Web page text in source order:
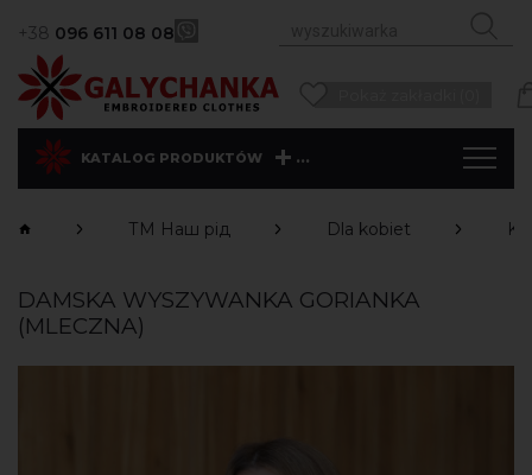
+38 096 611 08 08
KATALOG PRODUKTÓW ...
ТМ Наш рід Dla kobiet
DAMSKA WYSZYWANKA GORIANKA
(MLECZNA)